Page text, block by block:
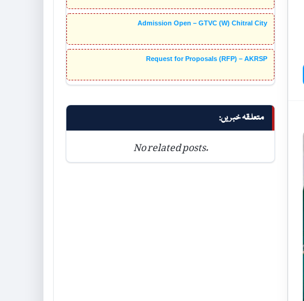
Admission Open – GTVC (W) Chitral City
Request for Proposals (RFP) – AKRSP
متعلقہ خبریں:
No related posts.